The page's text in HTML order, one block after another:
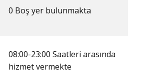
0 ​​Boş yer bulunmakta
08:00-23:00 Saatleri arasında
​hizmet vermekte